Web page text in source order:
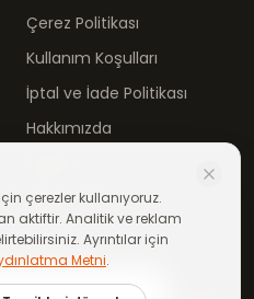
Çerez Politikası
Kullanım Koşulları
İptal ve İade Politikası
Hakkımızda
Blog
· Türkiye'de ile yapıldı
çerezler kullanıyoruz.
aktiftir. Analitik ve reklam
Ayrıntılar için
Metni.